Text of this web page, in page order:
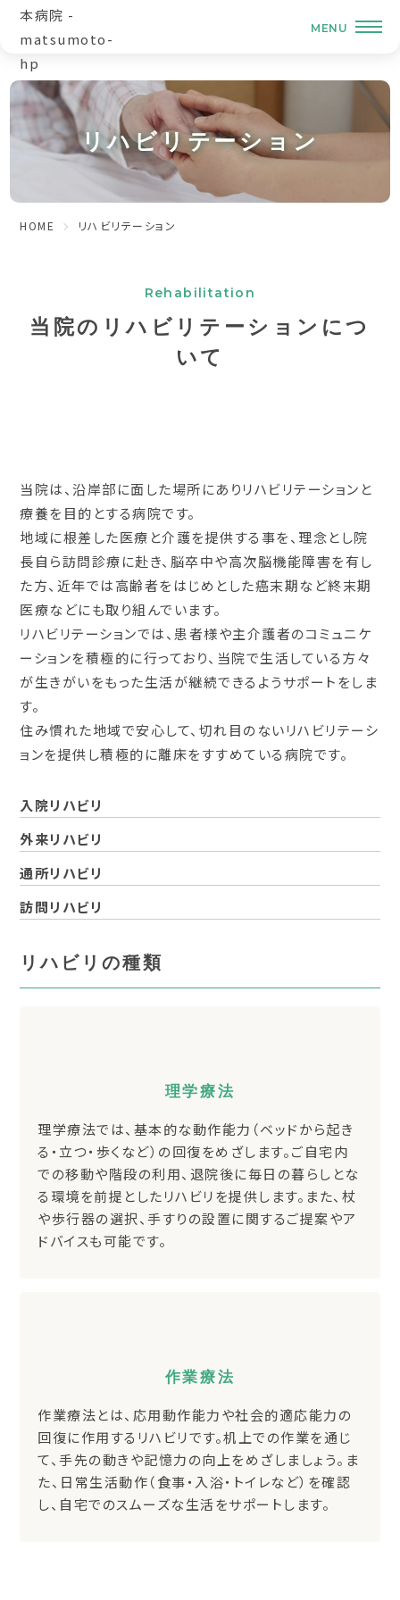
リハビリテーション
HOME リハビリテーション
当院のリハビリテーションにつ
いて
当院は、沿岸部に面した場所にありリハビリテーションと
療養を目的とする病院です。
地域に根差した医療と介護を提供する事を、理念とし院
長自ら訪問診療に赴き、脳卒中や高次脳機能障害を有し
た方、近年では高齢者をはじめとした癌末期など終末期
医療などにも取り組んでいます。
リハビリテーションでは、患者様や主介護者のコミュニケ
ーションを積極的に行っており、当院で生活している方々
が生きがいをもった生活が継続できるようサポートをしま
す。
住み慣れた地域で安心して、切れ目のないリハビリテーシ
ョンを提供し積極的に離床をすすめている病院です。
入院リハビリ
外来リハビリ
通所リハビリ
訪問リハビリ
リハビリの種類
理学療法
理学療法では、基本的な動作能力（ベッドから起き
る・立つ・歩くなど）の回復をめざします。ご自宅内
での移動や階段の利用、退院後に毎日の暮らしとな
る環境を前提としたリハビリを提供します。また、杖
や歩行器の選択、手すりの設置に関するご提案やア
ドバイスも可能です。
作業療法
作業療法とは、応用動作能力や社会的適応能力の
回復に作用するリハビリです。机上での作業を通じ
て、手先の動きや記憶力の向上をめざしましょう。ま
た、日常生活動作（食事・入浴・トイレなど）を確認
し、自宅でのスムーズな生活をサポートします。